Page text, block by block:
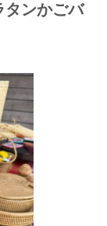
ンかごバ